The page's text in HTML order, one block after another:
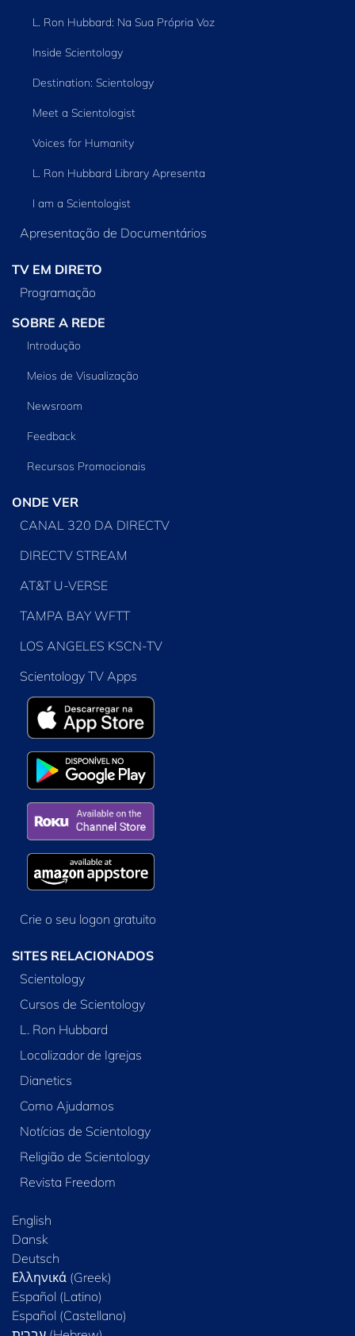
L. Ron Hubbard: Na Sua Própria Voz
Inside Scientology
Destination: Scientology
Meet a Scientologist
Voices for Humanity
L. Ron Hubbard Library Apresenta
I am a Scientologist
Apresentação de Documentários
TV EM DIRETO
Programação
SOBRE A REDE
Introdução
Meios de Visualização
Newsroom
Feedback
Recursos Promocionais
ONDE VER
CANAL 320 DA DIRECTV
DIRECTV STREAM
AT&T U-VERSE
TAMPA BAY WFTT
LOS ANGELES KSCN-TV
Scientology TV Apps
Crie o seu logon gratuito
SITES RELACIONADOS
Scientology
Cursos de Scientology
L. Ron Hubbard
Localizador de Igrejas
Dianetics
Como Ajudamos
Notícias de Scientology
Religião de Scientology
Revista Freedom
English
Dansk
Deutsch
Ελληνικά (Greek)
Español (Latino)
Español (Castellano)